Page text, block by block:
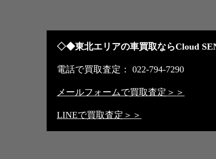
◇◆東北エリアの車買取ならCloud
電話で買取査定： 022-794-7290
メールフォームで買取査定＞＞
LINEで買取査定＞＞